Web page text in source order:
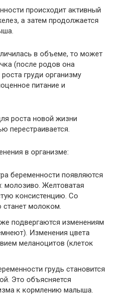
происходит активный
а затем продолжается
в объеме, то может
(после родов она
груди организму
питание и
роста новой жизни
перестраивается.
в организме:
беременности появляются
молозиво. Желтоватая
консистенцию. Со
молоком.
подвергаются изменениям
Изменения цвета
меланоцитов (клеток
грудь становится
Это объясняется
к кормлению малыша.